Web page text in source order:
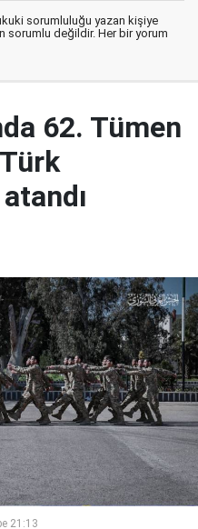
sorumluluğu yazan kişiye
sorumlu değildir. Her bir yorum
62. Tümen
21:13